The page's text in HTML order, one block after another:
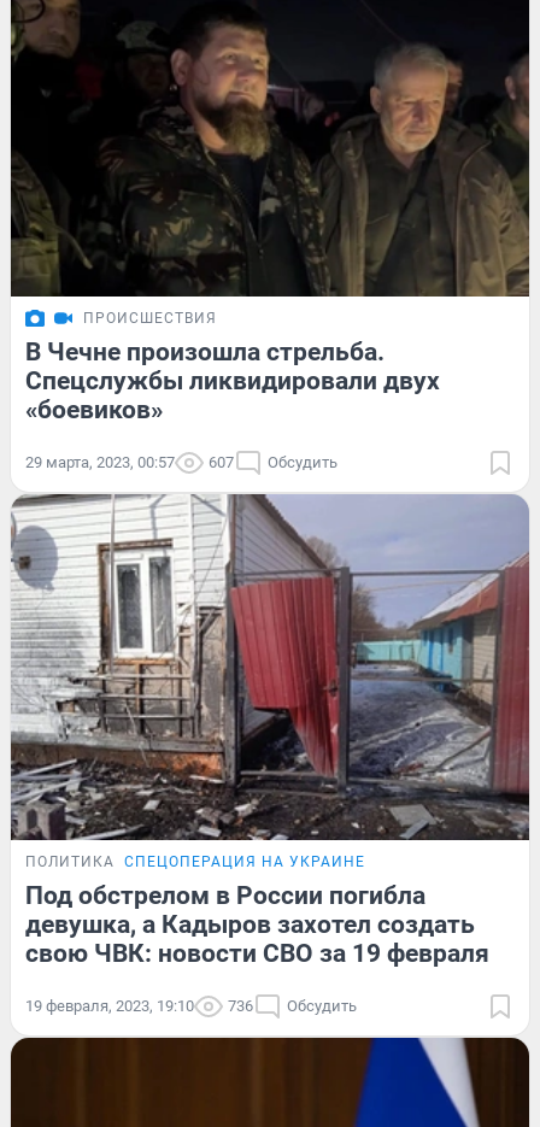
ПРОИСШЕСТВИЯ
В Чечне произошла стрельба.
Спецслужбы ликвидировали двух
«боевиков»
29 марта, 2023, 00:57 607 Обсудить
ПОЛИТИКА СПЕЦОПЕРАЦИЯ НА УКРАИНЕ
Под обстрелом в России погибла
девушка, а Кадыров захотел создать
свою ЧВК: новости СВО за 19 февраля
19 февраля, 2023, 19:10 736 Обсудить